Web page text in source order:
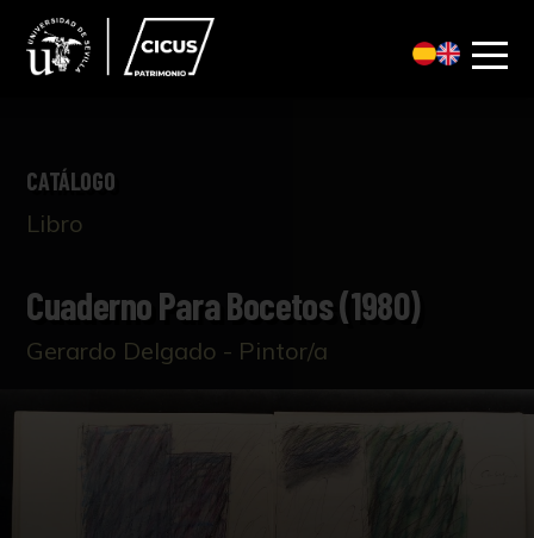
CATÁLOGO
Libro
Cuaderno Para Bocetos (1980)
Gerardo Delgado - Pintor/a